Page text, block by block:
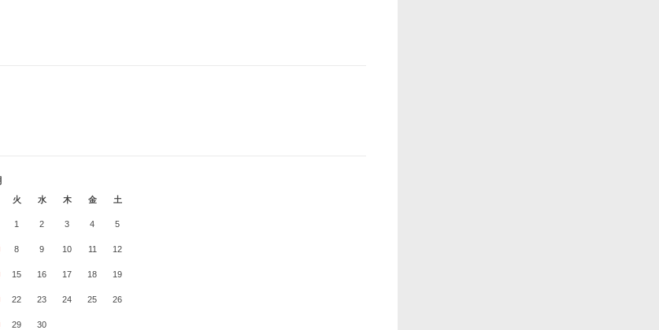
火 水 木 金 土
1 2 3 4 5
8 9 10 11 12
15 16 17 18 19
22 23 24 25 26
29 30